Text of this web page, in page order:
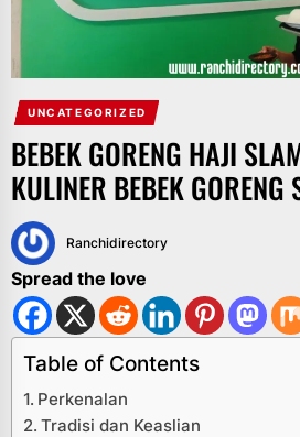
UNCATEGORIZED
BEBEK GORENG HAJI
KULINER BEBEK GORENG
Ranchidirectory
Spread the love
Table of Contents
Perkenalan
Tradisi dan Keaslian